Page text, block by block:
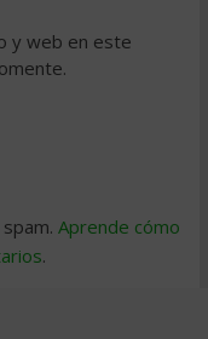
y web en este
Aprende cómo
.